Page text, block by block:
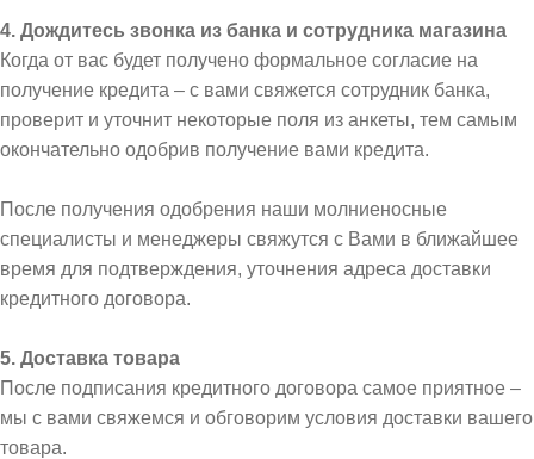
4. Дождитесь звонка из банка и сотрудника магазина
Когда от вас будет получено формальное согласие на
получение кредита – с вами свяжется сотрудник банка,
проверит и уточнит некоторые поля из анкеты, тем самым
окончательно одобрив получение вами кредита.
После получения одобрения наши молниеносные
специалисты и менеджеры свяжутся с Вами в ближайшее
время для подтверждения, уточнения адреса доставки
кредитного договора.
5. Доставка товара
После подписания кредитного договора самое приятное –
мы с вами свяжемся и обговорим условия доставки вашего
товара.